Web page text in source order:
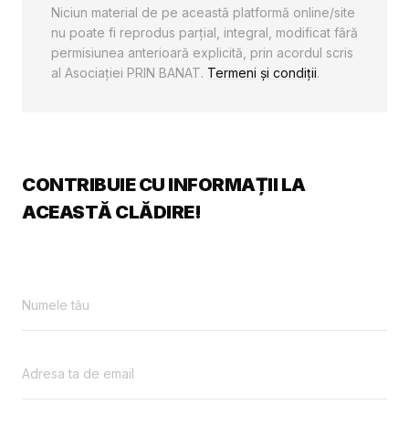
Niciun material de pe această platformă online/site
nu poate fi reprodus parţial, integral, modificat fără
permisiunea anterioară explicită, prin acordul scris
al Asociaţiei PRIN BANAT. Termeni și condiții.
CONTRIBUIE CU INFORMAȚII LA
ACEASTĂ CLĂDIRE!